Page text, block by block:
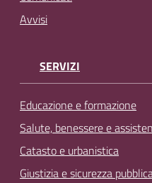
Avvisi
SERVIZI
Educazione e formazione
Salute, benessere e
Catasto e urbanistica
Giustizia e sicurezza